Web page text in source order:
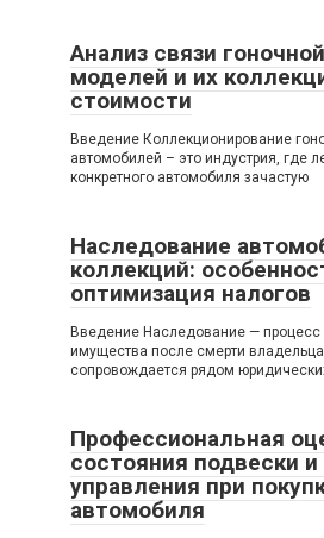
Анализ связи
моделей и их
стоимости
Введение Коллекционирование
автомобилей – это индустрия, где
конкретного автомобиля зачастую
Наследование
коллекций:
оптимизация налогов
Введение Наследование — процесс
имущества после смерти
сопровождается рядом
Профессиональная
состояния подвески и
управления при
автомобиля